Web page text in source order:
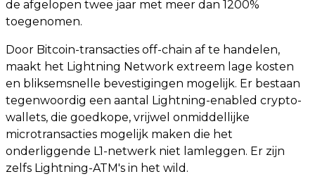
de afgelopen twee jaar met meer dan 1200%
toegenomen.
Door Bitcoin-transacties off-chain af te handelen,
maakt het Lightning Network extreem lage kosten
en bliksemsnelle bevestigingen mogelijk. Er bestaan
tegenwoordig een aantal Lightning-enabled crypto-
wallets, die goedkope, vrijwel onmiddellijke
microtransacties mogelijk maken die het
onderliggende L1-netwerk niet lamleggen. Er zijn
zelfs Lightning-ATM's in het wild.